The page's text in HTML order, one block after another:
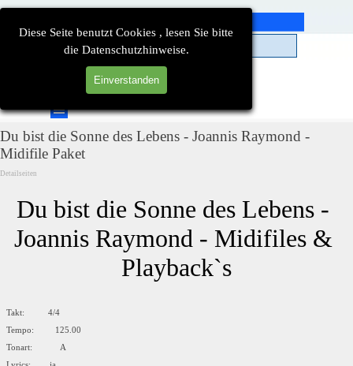
Diese Seite benutzt Cookies , lesen Sie bitte
die Datenschutzhinweise.
Einverstanden
Direkt zum Seiteninhalt
Menü überspringen
Du bist die Sonne des Lebens - Joannis Raymond -
Midifile Paket
Detailseiten
Du bist die Sonne des Lebens -
Joannis Raymond - Midifiles &
Playback`s
Takt: 4/4
Tempo: 125.00
Tonart: A